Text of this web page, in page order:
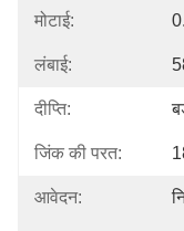
मोटाई:
लंबाई:
दीप्ति:
जिंक की परत:
आवेदन: